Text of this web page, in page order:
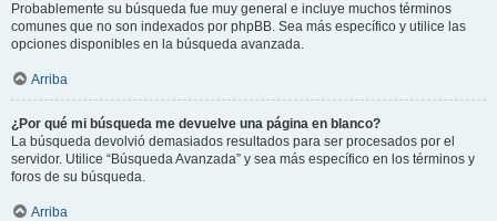
Probablemente su búsqueda fue muy general e incluye muchos términos
comunes que no son indexados por phpBB. Sea más específico y utilice las
opciones disponibles en la búsqueda avanzada.
Arriba
¿Por qué mi búsqueda me devuelve una página en blanco?
La búsqueda devolvió demasiados resultados para ser procesados por el
servidor. Utilice “Búsqueda Avanzada” y sea más específico en los términos y
foros de su búsqueda.
Arriba